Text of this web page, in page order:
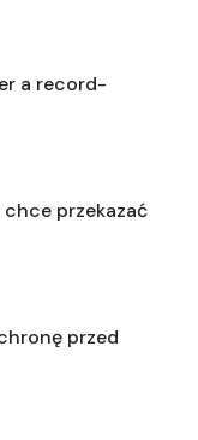
a record-
chce przekazać
przed